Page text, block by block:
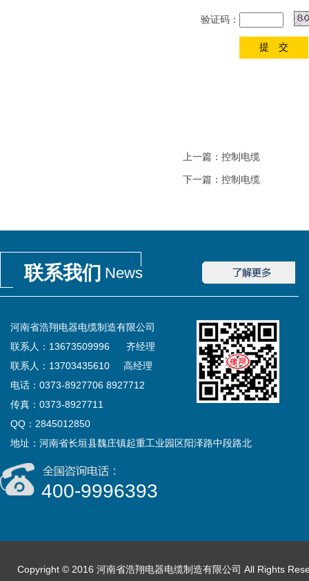
验证码：
上一篇： 控制电缆
下一篇： 控制电缆
联系我们 News
河南省浩翔电器电缆制造有限公司
联系人：13673509996 齐经理
联系人：13703435610 高经理
电话：0373-8927706 8927712
传真：0373-8927711
QQ：2845012850
地址：河南省长垣县魏庄镇起重工业园区阳泽路中段路北
400-9996393
Copyright © 2016 河南省浩翔电器电缆制造有限公司 All Rights